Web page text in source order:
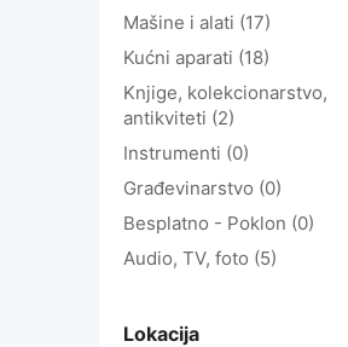
Mašine i alati (17)
Kućni aparati (18)
Knjige, kolekcionarstvo,
antikviteti (2)
Instrumenti (0)
Građevinarstvo (0)
Besplatno - Poklon (0)
Audio, TV, foto (5)
Lokacija